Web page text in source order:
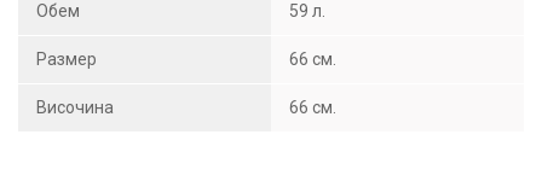
Обем 59 л.
Размер 66 см.
Височина 66 см.